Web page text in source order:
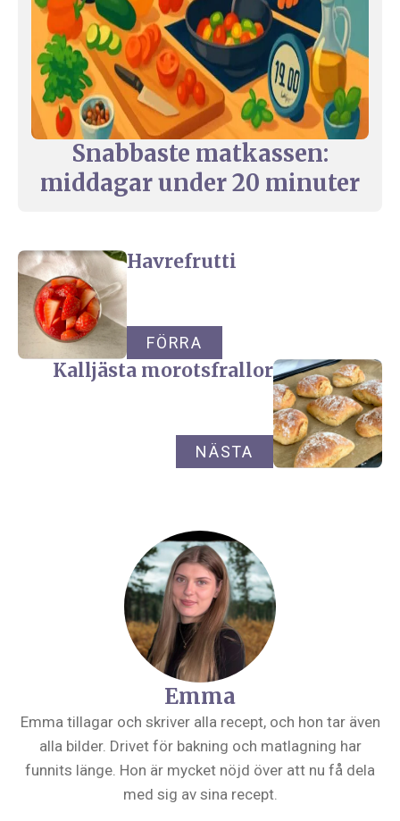
Snabbaste matkassen:
middagar under 20 minuter
Havrefrutti
FÖRRA
Kalljästa morotsfrallor
NÄSTA
Emma
Emma tillagar och skriver alla recept, och hon tar även
alla bilder. Drivet för bakning och matlagning har
funnits länge. Hon är mycket nöjd över att nu få dela
med sig av sina recept.